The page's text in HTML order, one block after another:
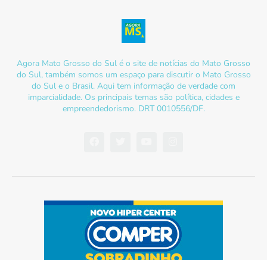
Agora Mato Grosso do Sul é o site de notícias do Mato Grosso
do Sul, também somos um espaço para discutir o Mato Grosso
do Sul e o Brasil. Aqui tem informação de verdade com
imparcialidade. Os principais temas são política, cidades e
empreendedorismo. DRT 0010556/DF.